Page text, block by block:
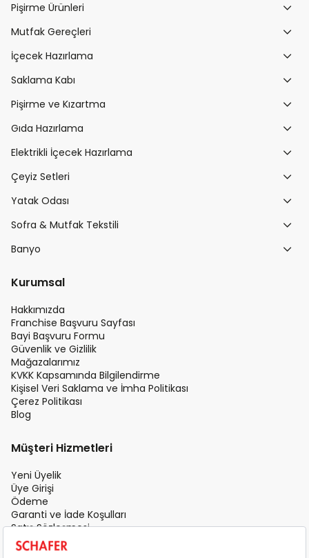
Pişirme Ürünleri
Mutfak Gereçleri
İçecek Hazırlama
Saklama Kabı
Pişirme ve Kızartma
Gıda Hazırlama
Elektrikli İçecek Hazırlama
Çeyiz Setleri
Yatak Odası
Sofra & Mutfak Tekstili
Banyo
Kurumsal
Hakkımızda
Franchise Başvuru Sayfası
Bayi Başvuru Formu
Güvenlik ve Gizlilik
Mağazalarımız
KVKK Kapsamında Bilgilendirme
Kişisel Veri Saklama ve İmha Politikası
Çerez Politikası
Blog
Müşteri Hizmetleri
Yeni Üyelik
Üye Girişi
Ödeme
Garanti ve İade Koşulları
Satış Sözleşmesi
Üyelik Sözleşmesi
İletişim